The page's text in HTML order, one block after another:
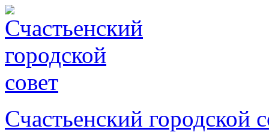
Счастьенский городской